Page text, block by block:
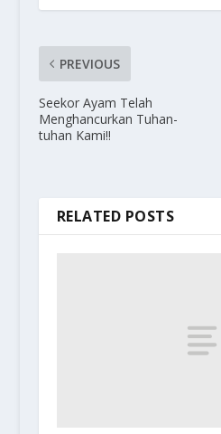
PREVIOUS
Seekor Ayam Telah
Menghancurkan Tuhan-
tuhan Kami!!
RELATED POSTS